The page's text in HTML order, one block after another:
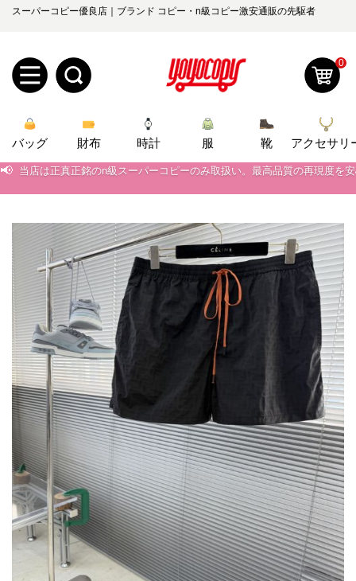
スーパーコピー優良店｜ブランド コピー・n級コピー激安通販の先駆者
規
ユ
ザ
ー
登
録
ロ
グ
ン
オ
ー
ダ
ー
管
理
お
知
ら
せ
yoyocopys@gmail.com
2026人気特集
バッグ
財布
時計
服
ズボン
衣装セット
靴
住まい用品
アクセサリー
ベルト
スカーフ
アイフォーンケ
ース
小物
最
新
0
バッグ 財布 時計 服 靴 アクセサリ
📢 当店は正真正銘のn級スーパーコピーのみ取扱い。最高品質の再現度を
📢 当店は正真正銘のn級スーパーコピーのみ取扱い。最高品質の再現度を
2026春の新作続々更新中！期間中のご注文でお得な割引をご利用いただ
新作入荷！ルイ・ヴィトンスーパーコピー バッグ最新モデルが登場。